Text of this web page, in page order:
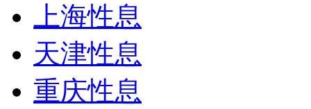
上海性息
天津性息
重庆性息